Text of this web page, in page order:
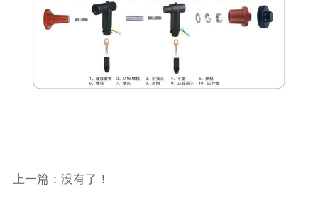
上一篇：没有了！